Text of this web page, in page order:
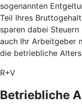
sogenannten
Teil Ihres
sparen dabei
auch Ihr Arbeitgeber
die betriebliche
R+V
Betriebliche